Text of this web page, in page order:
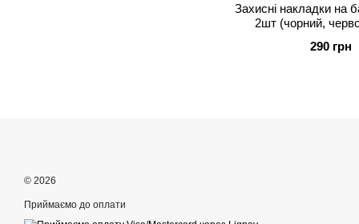
Захисні накладки на
2шт (чорний,
290 грн
© 2026
Приймаємо до оплати